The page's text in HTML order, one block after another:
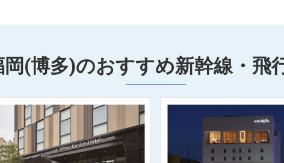
(博多)のおすすめ新幹線・飛